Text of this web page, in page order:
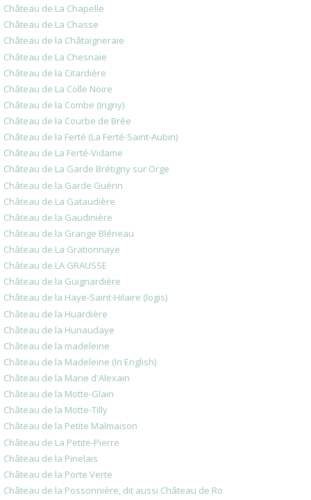
Château de La Chapelle
Château de La Chasse
Château de la Châtaigneraie
Château de La Chesnaie
Château de la Citardière
Château de La Colle Noire
Château de la Combe (Irigny)
Château de la Courbe de Brée
Château de la Ferté (La Ferté-Saint-Aubin)
Château de La Ferté-Vidame
Château de La Garde Brétigny sur Orge
Château de la Garde Guérin
Château de La Gataudière
Château de la Gaudinière
Château de la Grange Bléneau
Château de La Grationnaye
Château de LA GRAUSSE
Château de la Guignardière
Château de la Haye-Saint-Hilaire (logis)
Château de la Huardière
Château de la Hunaudaye
Château de la madeleine
Château de la Madeleine (In English)
Château de la Marie d'Alexain
Château de la Motte-Glain
Château de la Motte-Tilly
Château de la Petite Malmaison
Château de La Petite-Pierre
Château de la Pinelais
Château de la Porte Verte
Château de la Possonnière, dit aussi Château de Ro